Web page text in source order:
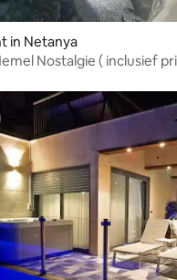
in Netanya
Nostalgie ( inclusief